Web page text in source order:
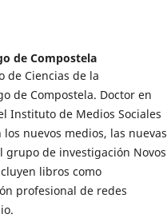
de Compostela
de Ciencias de la
de Compostela. Doctor en
Instituto de Medios Sociales
nuevos medios, las nuevas
grupo de investigación Novos
libros como
profesional de redes